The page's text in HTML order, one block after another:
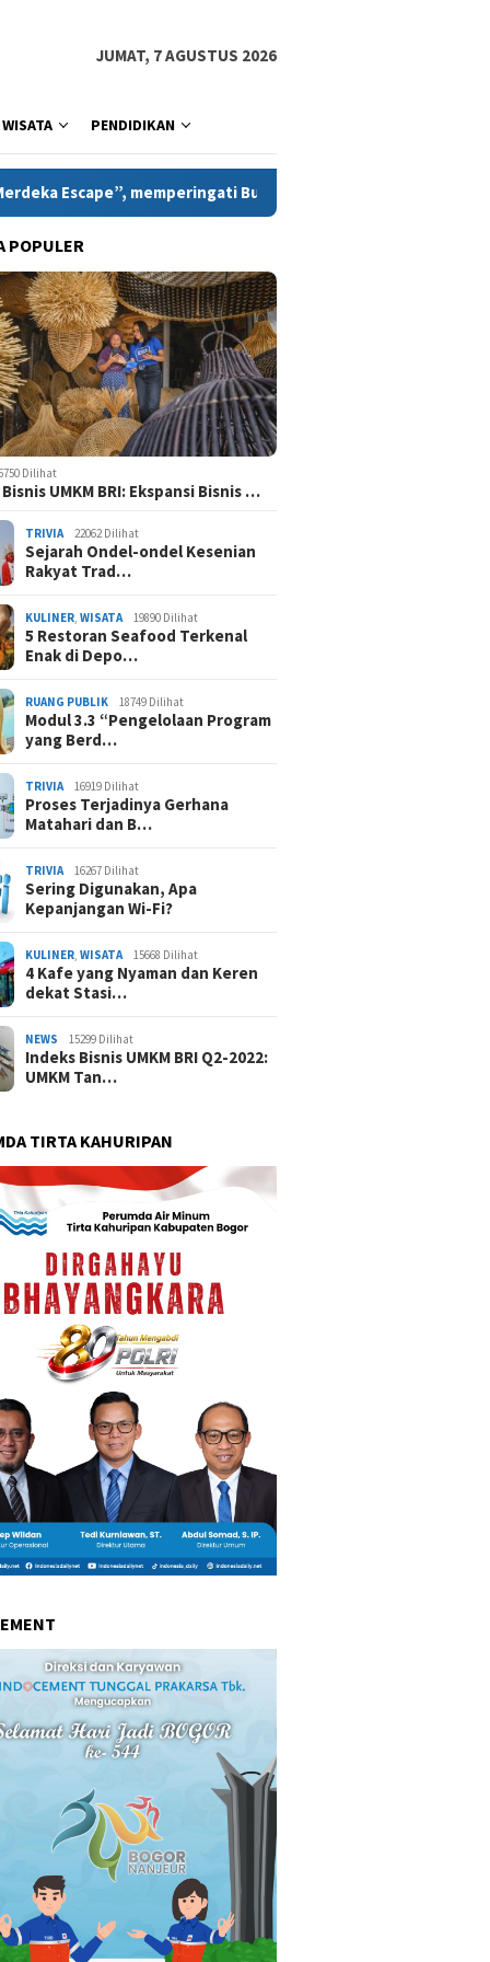
JUMAT, 7 AGUSTUS 2026
WISATA PENDIDIKAN
Bulan Kemerdekaan
POPULER
Dilihat
UMKM BRI: Ekspansi Bisnis …
TRIVIA 22062 Dilihat
Sejarah Ondel-ondel Kesenian
Rakyat Trad…
KULINER ,WISATA 19890 Dilihat
5 Restoran Seafood Terkenal
Enak di Depo…
RUANG PUBLIK 18749 Dilihat
Modul 3.3 “Pengelolaan Program
yang Berd…
TRIVIA 16919 Dilihat
Proses Terjadinya Gerhana
Matahari dan B…
TRIVIA 16267 Dilihat
Sering Digunakan, Apa
Kepanjangan Wi-Fi?
KULINER ,WISATA 15668 Dilihat
4 Kafe yang Nyaman dan Keren
dekat Stasi…
NEWS 15299 Dilihat
Indeks Bisnis UMKM BRI Q2-2022:
UMKM Tan…
TIRTA KAHURIPAN